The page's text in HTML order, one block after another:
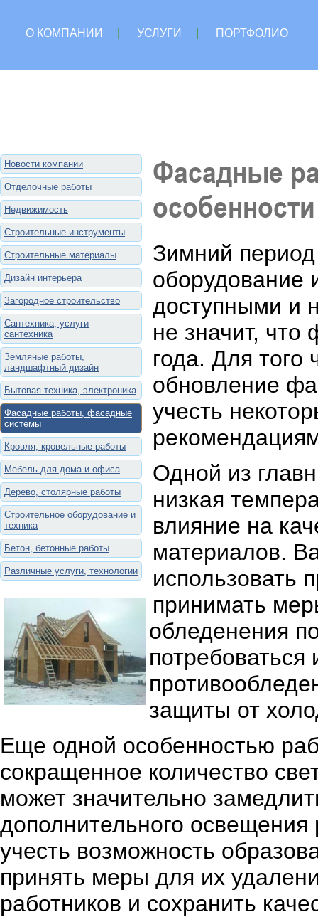
О КОМПАНИИ УСЛУГИ
ПОРТФОЛИО
Новости компании
Отделочные работы
Недвижимость
Строительные инструменты
Строительные материалы
Дизайн интерьера
Загородное строительство
Сантехника, услуги
сантехника
Земляные работы,
ландшафтный дизайн
Бытовая техника, электроника
Фасадные работы, фасадные
системы
Кровля, кровельные работы
Мебель для дома и офиса
Дерево, столярные работы
Строительное оборудование и
техника
Бетон, бетонные работы
Различные услуги, технологии
Фасадные
Зимний
оборудование
доступными и
не значит,
года. Для
обновление
учесть
Одной из
низкая
влияние на
материалов.
использовать
принимать
обледенения
защиты от
Еще одной особенностью
сокращенное количество
может значительно
дополнительного
учесть возможность
принять меры для их
работников и сохранить